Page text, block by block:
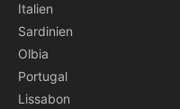
Italien
Sardinien
Olbia
Portugal
Lissabon